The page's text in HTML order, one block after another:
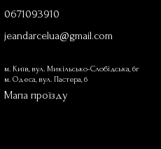
0671093910
jeandarcelua@gmail.com
м. Київ, вул. Микільсько-Слобідська, 6г
м. Одеса, вул. Пастера, 6
Мапа проїзду